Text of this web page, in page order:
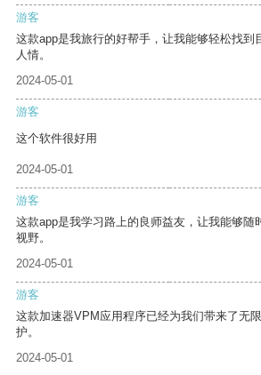
游客
这款app是我旅行的好帮手，让我能够轻松找到
人情。
2024-05-01
游客
这个软件很好用
2024-05-01
游客
这款app是我学习路上的良师益友，让我能够随
视野。
2024-05-01
游客
这款加速器VPM应用程序已经为我们带来了无
护。
2024-05-01